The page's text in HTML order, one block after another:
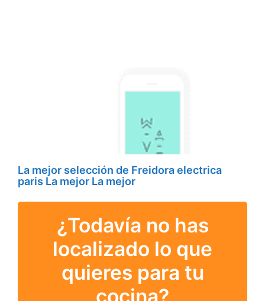
La mejor selección de Freidora electrica
paris La mejor La mejor
¿Todavía no has
localizado lo que
quieres para tu
cocina?